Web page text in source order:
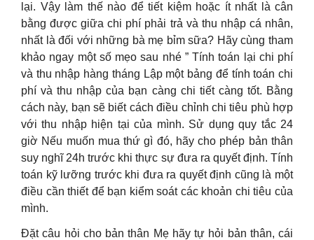
lại. Vậy làm thế nào để tiết kiệm hoặc ít nhất là cân
bằng được giữa chi phí phải trả và thu nhập cá nhân,
nhất là đối với những bà mẹ bỉm sữa? Hãy cùng tham
khảo ngay một số mẹo sau nhé ” Tính toán lại chi phí
và thu nhập hàng tháng Lập một bảng để tính toán chi
phí và thu nhập của bạn càng chi tiết càng tốt. Bằng
cách này, bạn sẽ biết cách điều chỉnh chi tiêu phù hợp
với thu nhập hiện tại của mình. Sử dụng quy tắc 24
giờ Nếu muốn mua thứ gì đó, hãy cho phép bản thân
suy nghĩ 24h trước khi thực sự đưa ra quyết định. Tính
toán kỹ lưỡng trước khi đưa ra quyết định cũng là một
điều cần thiết để bạn kiểm soát các khoản chi tiêu của
mình.
Đặt câu hỏi cho bản thân Mẹ hãy tự hỏi bản thân, cái